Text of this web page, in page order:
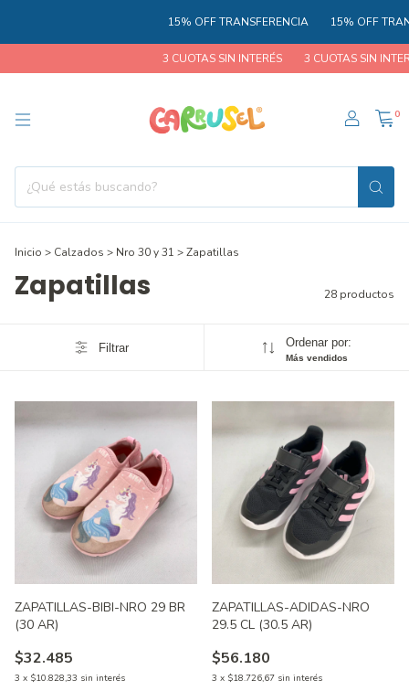
15% OFF TRANSFERENCIA 15% OFF
3 CUOTAS SIN INTERÉS 3 CUOTAS SIN INTERÉS
0
Inicio > Calzados > Nro 30 y 31 >Zapatillas
Zapatillas 28 productos
Filtrar Ordenar por:
Más vendidos
ZAPATILLAS-BIBI-NRO 29 BR
(30 AR)
$32.485
3 x $10.828,33 sin interés
ZAPATILLAS-ADIDAS-NRO
29.5 CL (30.5 AR)
$56.180
3 x $18.726,67 sin interés